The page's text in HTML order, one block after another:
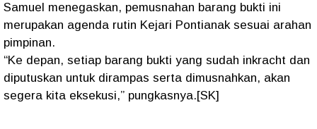
Samuel menegaskan, pemusnahan barang bukti ini
merupakan agenda rutin Kejari Pontianak sesuai arahan
pimpinan.
“Ke depan, setiap barang bukti yang sudah inkracht dan
diputuskan untuk dirampas serta dimusnahkan, akan
segera kita eksekusi,” pungkasnya.[SK]